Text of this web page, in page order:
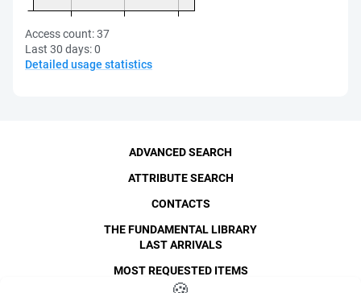
Access count:37
Last 30 days:0
Detailed usage statistics
SPbPU, 1996-2026
ADVANCED SEARCH
ATTRIBUTE SEARCH
CONTACTS
THE FUNDAMENTAL LIBRARY
LAST ARRIVALS
MOST REQUESTED ITEMS